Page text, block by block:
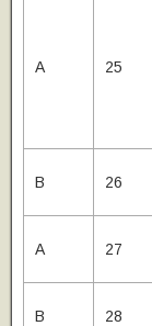
А 25
В 26
А 27
В 28